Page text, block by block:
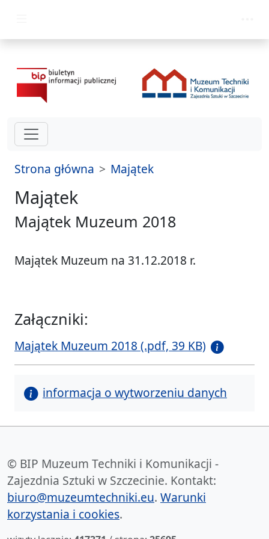
Strona główna Majątek
Majątek
Majątek Muzeum 2018
Majątek Muzeum na 31.12.2018 r.
Załączniki:
Majątek Muzeum 2018 (.pdf, 39 KB)
informacja o wytworzeniu danych
© BIP Muzeum Techniki i Komunikacji -
Zajezdnia Sztuki w Szczecinie. Kontakt:
biuro@muzeumtechniki.eu. Warunki
korzystania i cookies.